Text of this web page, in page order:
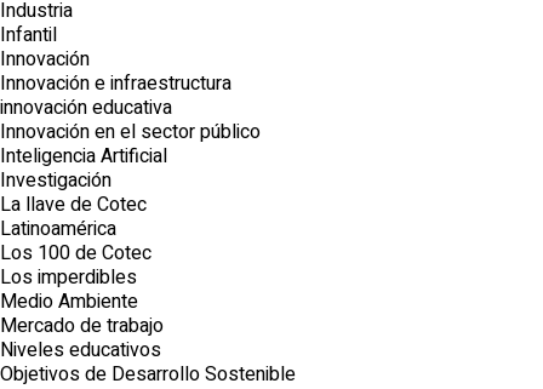
Industria
Infantil
Innovación
Innovación e infraestructura
innovación educativa
Innovación en el sector público
Inteligencia Artificial
Investigación
La llave de Cotec
Latinoamérica
Los 100 de Cotec
Los imperdibles
Medio Ambiente
Mercado de trabajo
Niveles educativos
Objetivos de Desarrollo Sostenible